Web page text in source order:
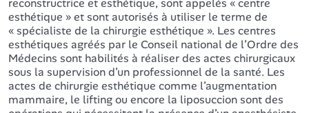
reconstructrice et esthétique, sont appelés « centre
esthétique » et sont autorisés à utiliser le terme de
« spécialiste de la chirurgie esthétique ». Les centres
esthétiques agréés par le Conseil national de l’Ordre des
Médecins sont habilités à réaliser des actes chirurgicaux
sous la supervision d’un professionnel de la santé. Les
actes de chirurgie esthétique comme l’augmentation
mammaire, le lifting ou encore la liposuccion sont des